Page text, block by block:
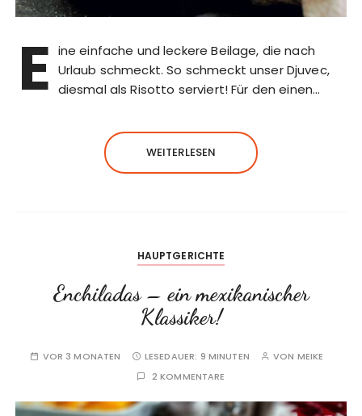
E ine einfache und leckere Beilage, die nach
Urlaub schmeckt. So schmeckt unser Djuvec,
diesmal als Risotto serviert! Für den einen…
WEITERLESEN
HAUPTGERICHTE
Enchiladas – ein mexikanischer
Klassiker!
VOR 3 MONATEN LESEDAUER: 9 MINUTEN VON MEIKE
2 KOMMENTARE